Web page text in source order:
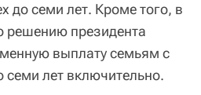
до семи лет. Кроме того, в
решению президента
выплату семьям с
семи лет включительно.